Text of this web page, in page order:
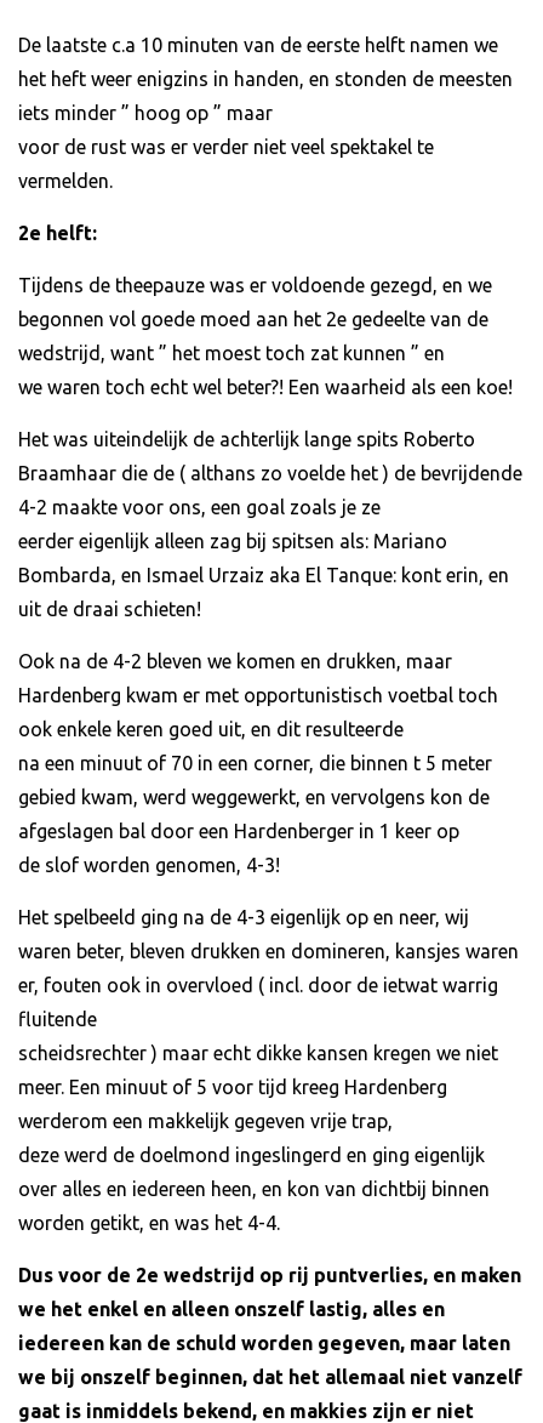
De laatste c.a 10 minuten van de eerste helft namen we
het heft weer enigzins in handen, en stonden de meesten
iets minder ” hoog op ” maar
voor de rust was er verder niet veel spektakel te
vermelden.
2e helft:
Tijdens de theepauze was er voldoende gezegd, en we
begonnen vol goede moed aan het 2e gedeelte van de
wedstrijd, want ” het moest toch zat kunnen ” en
we waren toch echt wel beter?! Een waarheid als een koe!
Het was uiteindelijk de achterlijk lange spits Roberto
Braamhaar die de ( althans zo voelde het ) de bevrijdende
4-2 maakte voor ons, een goal zoals je ze
eerder eigenlijk alleen zag bij spitsen als: Mariano
Bombarda, en Ismael Urzaiz aka El Tanque: kont erin, en
uit de draai schieten!
Ook na de 4-2 bleven we komen en drukken, maar
Hardenberg kwam er met opportunistisch voetbal toch
ook enkele keren goed uit, en dit resulteerde
na een minuut of 70 in een corner, die binnen t 5 meter
gebied kwam, werd weggewerkt, en vervolgens kon de
afgeslagen bal door een Hardenberger in 1 keer op
de slof worden genomen, 4-3!
Het spelbeeld ging na de 4-3 eigenlijk op en neer, wij
waren beter, bleven drukken en domineren, kansjes waren
er, fouten ook in overvloed ( incl. door de ietwat warrig
fluitende
scheidsrechter ) maar echt dikke kansen kregen we niet
meer. Een minuut of 5 voor tijd kreeg Hardenberg
werderom een makkelijk gegeven vrije trap,
deze werd de doelmond ingeslingerd en ging eigenlijk
over alles en iedereen heen, en kon van dichtbij binnen
worden getikt, en was het 4-4.
Dus voor de 2e wedstrijd op rij puntverlies, en maken
we het enkel en alleen onszelf lastig, alles en
iedereen kan de schuld worden gegeven, maar laten
we bij onszelf beginnen, dat het allemaal niet vanzelf
gaat is inmiddels bekend, en makkies zijn er niet